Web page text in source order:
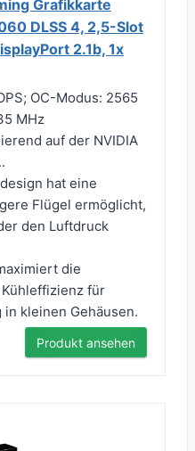
Grafikkarte
DLSS 4, 2,5-Slot
2.1b, 1x
OC-Modus: 2565
MHz
auf der NVIDIA
hat eine
Flügel ermöglicht,
den Luftdruck
die
für
kleinen Gehäusen.
Produkt ansehen